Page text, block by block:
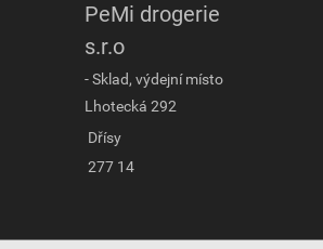
PeMi drogerie
s.r.o
- Sklad, výdejní místo
Lhotecká 292
Dřísy
277 14